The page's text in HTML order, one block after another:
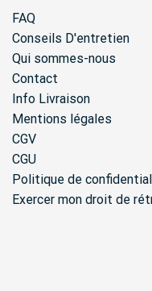
FAQ
Conseils D'entretien
Qui sommes-nous
Contact
Info Livraison
Mentions légales
CGV
CGU
Politique de
Exercer mon droit de